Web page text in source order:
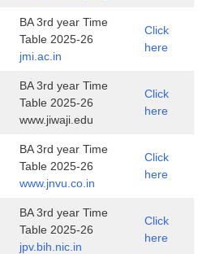
BA 3rd year Time
Table 2025-26
jmi.ac.in
Click
here
BA 3rd year Time
Table 2025-26
www.jiwaji.edu
Click
here
BA 3rd year Time
Table 2025-26
www.jnvu.co.in
Click
here
BA 3rd year Time
Table 2025-26
jpv.bih.nic.in
Click
here